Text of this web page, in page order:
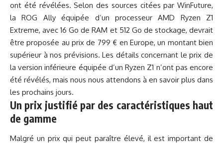
ont été révélées. Selon des sources citées par WinFuture,
la ROG Ally équipée d’un processeur AMD Ryzen Z1
Extreme, avec 16 Go de RAM et 512 Go de stockage, devrait
être proposée au prix de 799 € en Europe, un montant bien
supérieur à nos prévisions. Les détails concernant le prix de
la version inférieure équipée d’un Ryzen Z1 n’ont pas encore
été révélés, mais nous nous attendons à en savoir plus dans
les prochains jours.
Un prix justifié par des caractéristiques haut
de gamme
Malgré un prix qui peut paraître élevé, il est important de